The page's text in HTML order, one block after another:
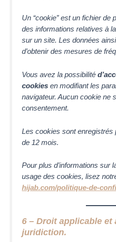
Un “cookie” est un fichier de
des informations relatives à
sur un site. Les données
d’obtenir des mesures de
Vous avez la possibilité
cookies en modifiant les
navigateur. Aucun cookie ne
consentement.
Les cookies sont enregistrés
de 12 mois.
Pour plus d’informations sur
usage des cookies, lisez
hijab.com/politique-de-
6 – Droit applicable
juridiction.